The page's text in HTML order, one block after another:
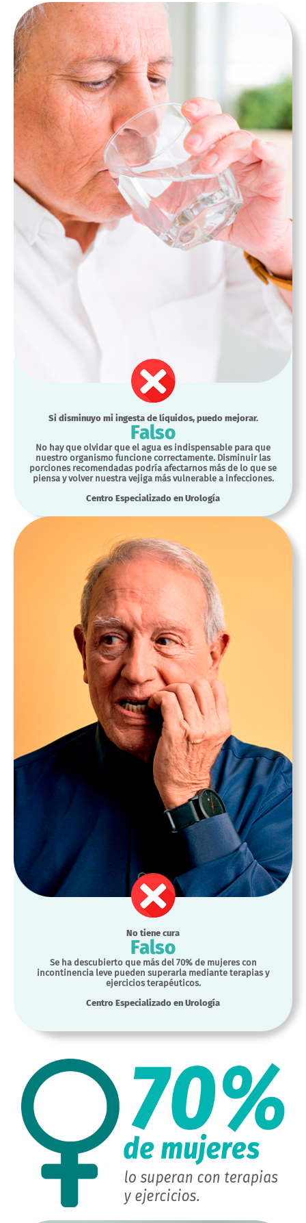
Si disminuyo mi ingesta de líquidos, puedo mejorar.
Falso
No hay que olvidar que el agua es indispensable para que
nuestro organismo funcione correctamente. Disminuir las
porciones recomendadas podría afectarnos más de lo que se
piensa y volver nuestra vejiga más vulnerable a infecciones.
Centro Especializado en Urología
No tiene cura
Falso
Se ha descubierto que más del 70% de mujeres con
incontinencia leve pueden superarla mediante terapias y
ejercicios terapéuticos.
Centro Especializado en Urología